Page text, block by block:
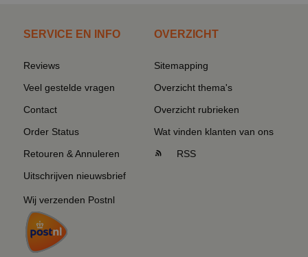
SERVICE EN INFO
Reviews
Veel gestelde vragen
Contact
Order Status
Retouren & Annuleren
Uitschrijven nieuwsbrief
Wij verzenden Postnl
OVERZICHT
Sitemapping
Overzicht thema's
Overzicht rubrieken
Wat vinden klanten van ons
RSS